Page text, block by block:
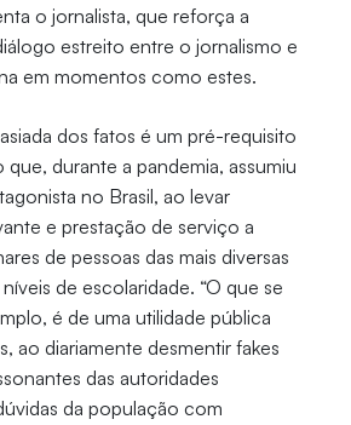
o jornalista, que reforça a
estreito entre o jornalismo e
em momentos como estes.
dos fatos é um pré-requisito
que, durante a pandemia, assumiu
no Brasil, ao levar
e prestação de serviço a
de pessoas das mais diversas
de escolaridade. “O que se
é de uma utilidade pública
ao diariamente desmentir fakes
das autoridades
da população com